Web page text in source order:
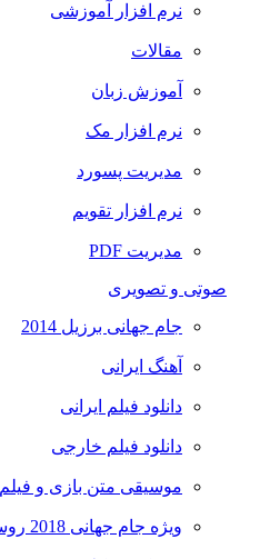
نرم افزار آموزشی
مقالات
آموزش زبان
نرم افزار مک
مدیریت پسورد
نرم افزار تقویم
مدیریت PDF
صوتی و تصویری
جام جهانی برزیل 2014
آهنگ ایرانی
دانلود فیلم ایرانی
دانلود فیلم خارجی
موسیقی متن بازی و فیلم
ویژه جام جهانی 2018 روسیه